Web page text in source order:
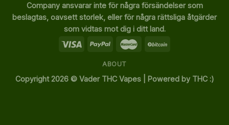
Company ansvarar inte för några försändelser som
beslagtas, oavsett storlek, eller för några rättsliga åtgärder
som vidtas mot dig i ditt land.
ABOUT
Copyright 2026 © Vader THC Vapes | Powered by THC :)